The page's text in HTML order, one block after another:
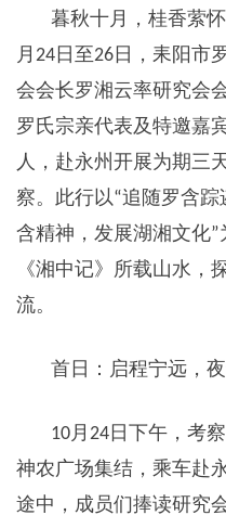
暮秋十月，桂香萦怀
月 24 日至26 日，耒阳市
会会长罗湘云率研究会
罗氏宗亲代表及特邀嘉
人，赴永州开展为期三
察。此行以“追随罗含踪
含精神，发展湖湘文化”
《湘中记》所载山水，
流。
首日：启程宁远，
10月 24 日下午，考
神农广场集结，乘车赴
途中，成员们捧读研究